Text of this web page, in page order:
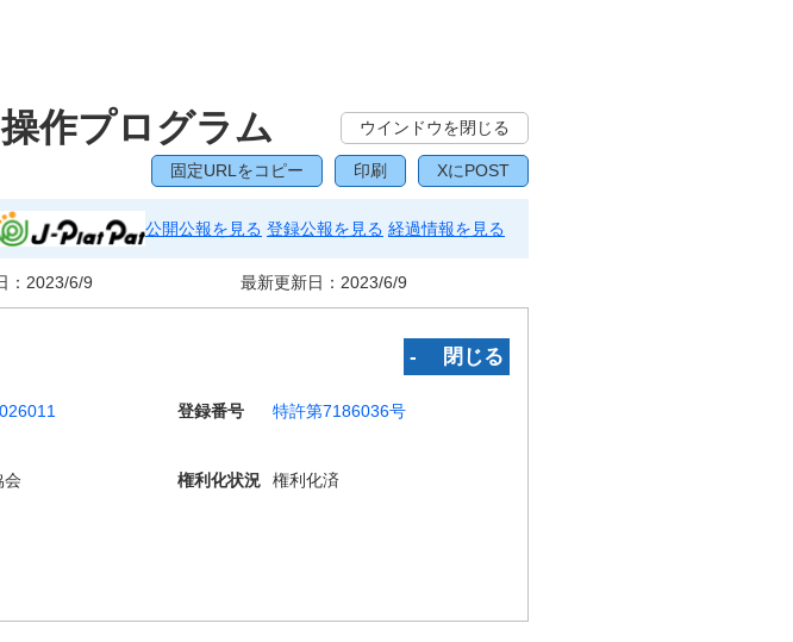
作プログラム ウインドウを閉じる
固定URLをコピー 印刷 XにPOST
公開公報を見る 登録公報を見る 経過情報を見る
： 2023/6/9 最新更新日： 2023/6/9
‐ 閉じる
登録番号
特許第7186036号
会 権利化状況
権利化済